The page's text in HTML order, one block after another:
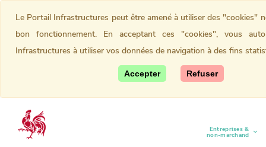
Entreprises &
non-marchand
(current)
Le Portail Infrastructures peut être amené à utiliser des "cookies"
bon fonctionnement. En acceptant ces "cookies", vous
Infrastructures à utiliser vos données de navigation à des fins
Accepter Refuser